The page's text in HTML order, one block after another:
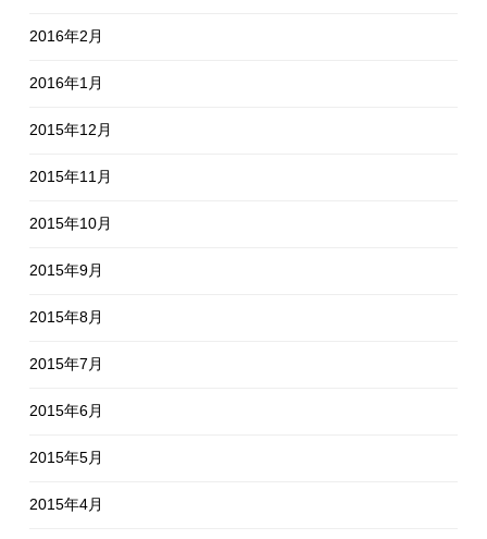
2016年2月
2016年1月
2015年12月
2015年11月
2015年10月
2015年9月
2015年8月
2015年7月
2015年6月
2015年5月
2015年4月